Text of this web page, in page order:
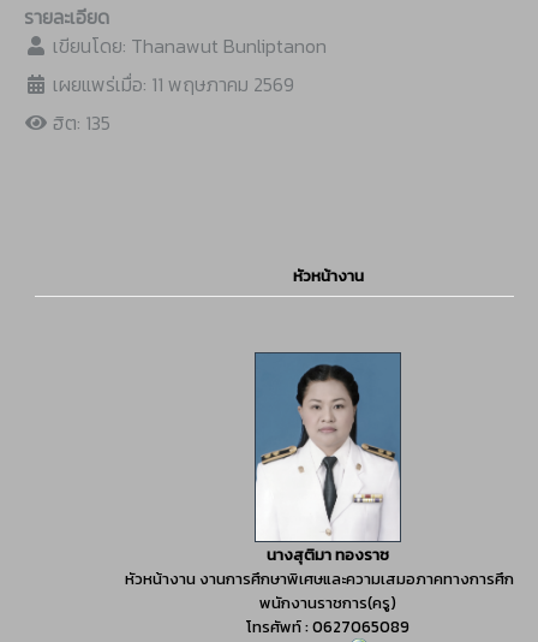
รายละเอียด
เขียนโดย: Thanawut Bunliptanon
เผยแพร่เมื่อ: 11 พฤษภาคม 2569
ฮิต: 135